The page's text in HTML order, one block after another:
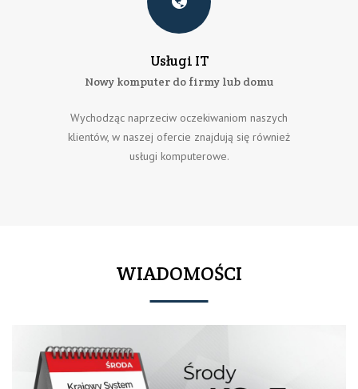
Usługi IT
Nowy komputer do firmy lub domu
Wychodząc naprzeciw oczekiwaniom naszych
klientów, w naszej ofercie znajdują się również
usługi komputerowe.
WIADOMOŚCI